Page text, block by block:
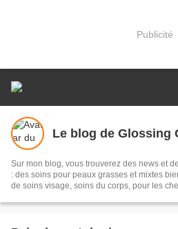
Publicité
Le blog de Glossing
Sur mon blog, vous trouverez des news et
: des soins pour peaux grasses et mixtes
de soins visage, soins du corps, pour les